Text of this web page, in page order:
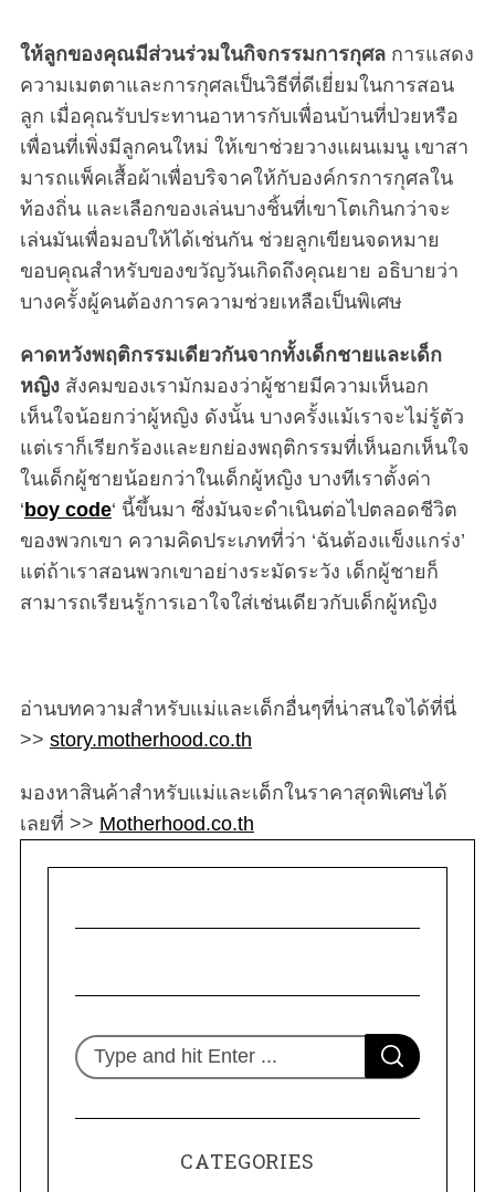
ให้ลูกของคุณมีส่วนร่วมในกิจกรรมการกุศลการแสดง
ความเมตตาและการกุศลเป็นวิธีที่ดีเยี่ยมในการสอน
ลูก เมื่อคุณรับประทานอาหารกับเพื่อนบ้านที่ป่วยหรือ
เพื่อนที่เพิ่งมีลูกคนใหม่ ให้เขาช่วยวางแผนเมนู เขาสา
มารถแพ็คเสื้อผ้าเพื่อบริจาคให้กับองค์กรการกุศลใน
ท้องถิ่น และเลือกของเล่นบางชิ้นที่เขาโตเกินกว่าจะ
เล่นมันเพื่อมอบให้ได้เช่นกัน ช่วยลูกเขียนจดหมาย
ขอบคุณสำหรับของขวัญวันเกิดถึงคุณยาย อธิบายว่า
บางครั้งผู้คนต้องการความช่วยเหลือเป็นพิเศษ
คาดหวังพฤติกรรมเดียวกันจากทั้งเด็กชายและเด็ก
หญิงสังคมของเรามักมองว่าผู้ชายมีความเห็นอก
เห็นใจน้อยกว่าผู้หญิง ดังนั้น บางครั้งแม้เราจะไม่รู้ตัว
แต่เราก็เรียกร้องและยกย่องพฤติกรรมที่เห็นอกเห็นใจ
ในเด็กผู้ชายน้อยกว่าในเด็กผู้หญิง บางทีเราตั้งค่า
‘boy code‘ นี้ขึ้นมา ซึ่งมันจะดำเนินต่อไปตลอดชีวิต
ของพวกเขา ความคิดประเภทที่ว่า ‘ฉันต้องแข็งแกร่ง’
แต่ถ้าเราสอนพวกเขาอย่างระมัดระวัง เด็กผู้ชายก็
สามารถเรียนรู้การเอาใจใส่เช่นเดียวกับเด็กผู้หญิง
อ่านบทความสำหรับแม่และเด็กอื่นๆที่น่าสนใจได้ที่นี่
>> story.motherhood.co.th
มองหาสินค้าสำหรับแม่และเด็กในราคาสุดพิเศษได้
เลยที่ >> Motherhood.co.th
S
e
S
E
C
CATEGORIES